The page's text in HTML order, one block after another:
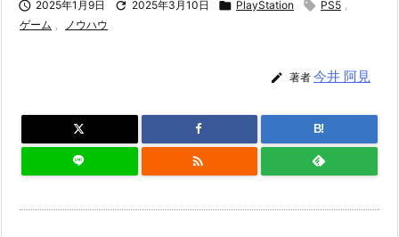
 2025年1月9日  2025年3月10日  PlayStation  PS5 ,
ゲーム , ノウハウ
 著者 今井 阿見
B!
